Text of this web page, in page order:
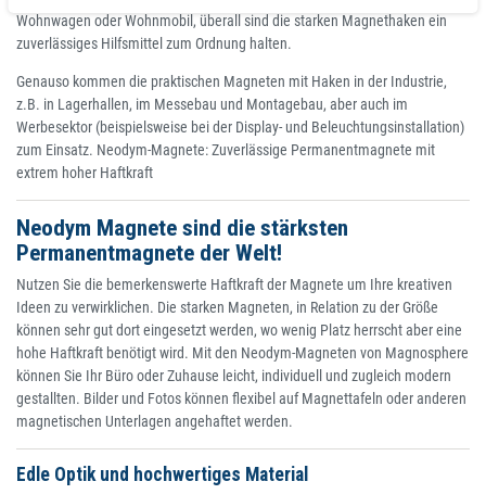
Wohnwagen oder Wohnmobil, überall sind die starken Magnethaken ein
zuverlässiges Hilfsmittel zum Ordnung halten.
Genauso kommen die praktischen Magneten mit Haken in der Industrie,
z.B. in Lagerhallen, im Messebau und Montagebau, aber auch im
Werbesektor (beispielsweise bei der Display- und Beleuchtungsinstallation)
zum Einsatz. Neodym-Magnete: Zuverlässige Permanentmagnete mit
extrem hoher Haftkraft
Neodym Magnete sind die stärksten
Permanentmagnete der Welt!
Nutzen Sie die bemerkenswerte Haftkraft der Magnete um Ihre kreativen
Ideen zu verwirklichen. Die starken Magneten, in Relation zu der Größe
können sehr gut dort eingesetzt werden, wo wenig Platz herrscht aber eine
hohe Haftkraft benötigt wird. Mit den Neodym-Magneten von Magnosphere
können Sie Ihr Büro oder Zuhause leicht, individuell und zugleich modern
gestallten. Bilder und Fotos können flexibel auf Magnettafeln oder anderen
magnetischen Unterlagen angehaftet werden.
Edle Optik und hochwertiges Material